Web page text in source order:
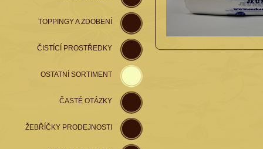
TOPPINGY A ZDOBENÍ
ČISTÍCÍ PROSTŘEDKY
OSTATNÍ SORTIMENT
ČASTÉ OTÁZKY
ŽEBŘÍČKY PRODEJNOSTI